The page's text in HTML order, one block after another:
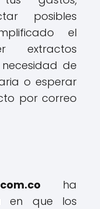
posibles
el
extractos
de
o esperar
por correo
ha
en que los